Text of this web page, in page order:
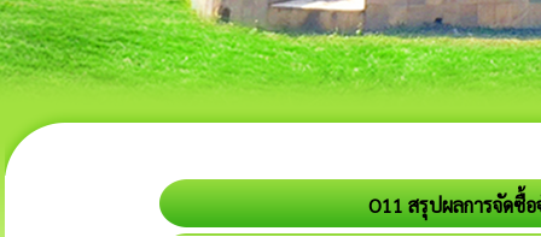
O11 สรุปผลการจัดซื้